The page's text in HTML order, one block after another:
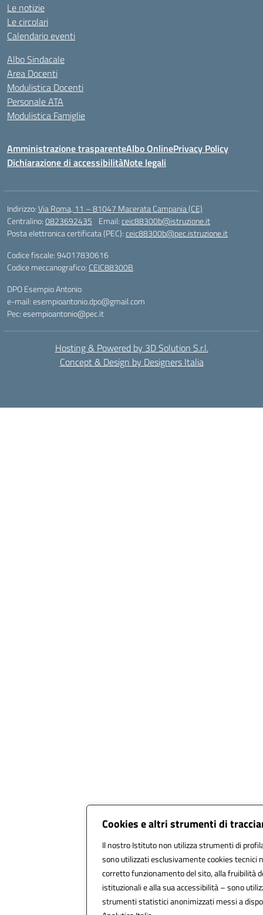
Cookies e altri strumenti di
Il nostro Istituto non utilizza strumenti di
sono utilizzati esclusivamente cookies tecnici
corretto funzionamento del sito, alla fruibilità
istituzionali e alla sua accessibilità – sono
strumenti statistici anonimizzati messi a
Le notizie
Le circolari
Calendario eventi
Albo Sindacale
Area Docenti
Modulistica Docenti
Personale ATA
Modulistica Famiglie
Amministrazione trasparenteAlbo OnlinePrivacy Policy
Dichiarazione di accessibilitàNote legali
Indirizzo:Via Roma, 11 – 81047 Macerata Campania (CE)
Centralino:0823692435 Email:ceic88300b@istruzione.it
Posta elettronica certificata (PEC):ceic88300b@pec.istruzione.it
Codice fiscale: 94017830616
Codice meccanografico: CEIC88300B
DPO Esempio Antonio
e-mail: esempioantonio.dpo@gmail.com
Pec: esempioantonio@pec.it
Hosting & Powered by 3D Solution S.r.l.
Concept & Design by Designers Italia